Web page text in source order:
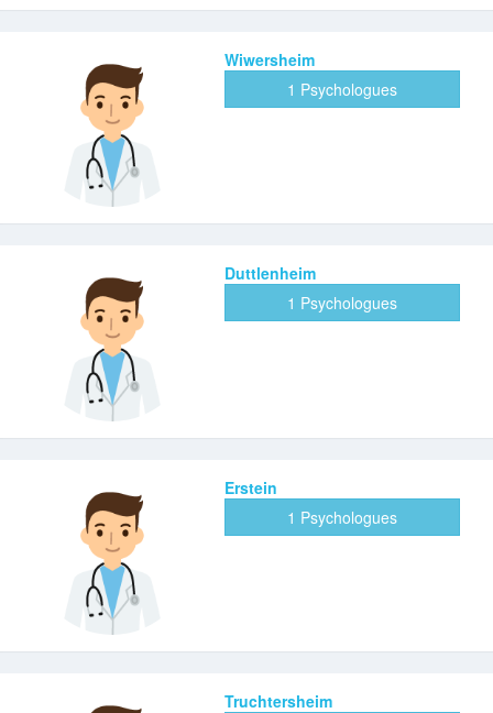
Wiwersheim
1 Psychologues
Duttlenheim
1 Psychologues
Erstein
1 Psychologues
Truchtersheim